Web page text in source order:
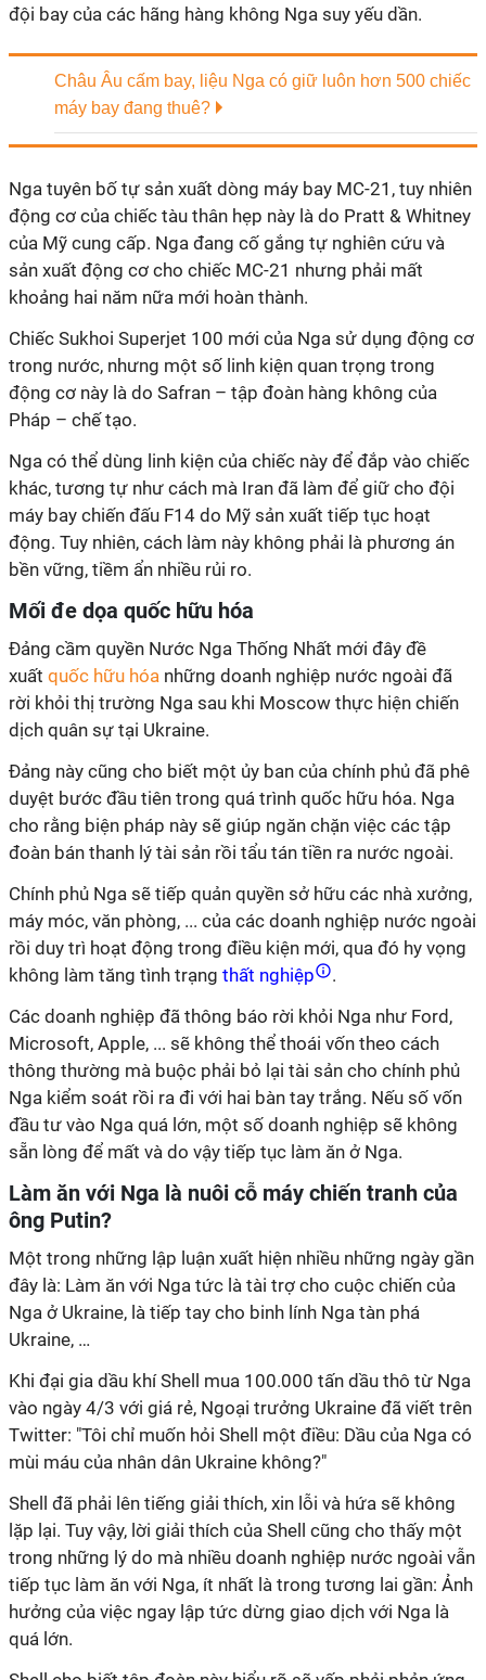
đội bay của các hãng hàng không Nga suy yếu dần.
Châu Âu cấm bay, liệu Nga có giữ luôn hơn 500 chiếc
máy bay đang thuê?
Nga tuyên bố tự sản xuất dòng máy bay MC-21, tuy nhiên
động cơ của chiếc tàu thân hẹp này là do Pratt & Whitney
của Mỹ cung cấp. Nga đang cố gắng tự nghiên cứu và
sản xuất động cơ cho chiếc MC-21 nhưng phải mất
khoảng hai năm nữa mới hoàn thành.
Chiếc Sukhoi Superjet 100 mới của Nga sử dụng động cơ
trong nước, nhưng một số linh kiện quan trọng trong
động cơ này là do Safran – tập đoàn hàng không của
Pháp – chế tạo.
Nga có thể dùng linh kiện của chiếc này để đắp vào chiếc
khác, tương tự như cách mà Iran đã làm để giữ cho đội
máy bay chiến đấu F14 do Mỹ sản xuất tiếp tục hoạt
động. Tuy nhiên, cách làm này không phải là phương án
bền vững, tiềm ẩn nhiều rủi ro.
Mối đe dọa quốc hữu hóa
Đảng cầm quyền Nước Nga Thống Nhất mới đây đề
xuất quốc hữu hóa những doanh nghiệp nước ngoài đã
rời khỏi thị trường Nga sau khi Moscow thực hiện chiến
dịch quân sự tại Ukraine.
Đảng này cũng cho biết một ủy ban của chính phủ đã phê
duyệt bước đầu tiên trong quá trình quốc hữu hóa. Nga
cho rằng biện pháp này sẽ giúp ngăn chặn việc các tập
đoàn bán thanh lý tài sản rồi tẩu tán tiền ra nước ngoài.
Chính phủ Nga sẽ tiếp quản quyền sở hữu các nhà xưởng,
máy móc, văn phòng, ... của các doanh nghiệp nước ngoài
rồi duy trì hoạt động trong điều kiện mới, qua đó hy vọng
không làm tăng tình trạng thất nghiệp
.
Các doanh nghiệp đã thông báo rời khỏi Nga như Ford,
Microsoft, Apple, ... sẽ không thể thoái vốn theo cách
thông thường mà buộc phải bỏ lại tài sản cho chính phủ
Nga kiểm soát rồi ra đi với hai bàn tay trắng. Nếu số vốn
đầu tư vào Nga quá lớn, một số doanh nghiệp sẽ không
sẵn lòng để mất và do vậy tiếp tục làm ăn ở Nga.
Làm ăn với Nga là nuôi cỗ máy chiến tranh của
ông Putin?
Một trong những lập luận xuất hiện nhiều những ngày gần
đây là: Làm ăn với Nga tức là tài trợ cho cuộc chiến của
Nga ở Ukraine, là tiếp tay cho binh lính Nga tàn phá
Ukraine, …
Khi đại gia dầu khí Shell mua 100.000 tấn dầu thô từ Nga
vào ngày 4/3 với giá rẻ, Ngoại trưởng Ukraine đã viết trên
Twitter: "Tôi chỉ muốn hỏi Shell một điều: Dầu của Nga có
mùi máu của nhân dân Ukraine không?"
Shell đã phải lên tiếng giải thích, xin lỗi và hứa sẽ không
lặp lại. Tuy vậy, lời giải thích của Shell cũng cho thấy một
trong những lý do mà nhiều doanh nghiệp nước ngoài vẫn
tiếp tục làm ăn với Nga, ít nhất là trong tương lai gần: Ảnh
hưởng của việc ngay lập tức dừng giao dịch với Nga là
quá lớn.